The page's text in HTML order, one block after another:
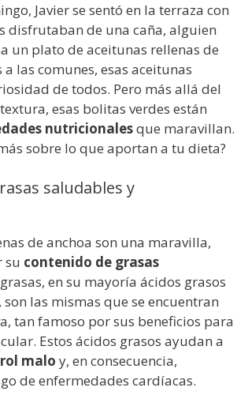
Javier se sentó en la terraza con
disfrutaban de una caña, alguien
un plato de aceitunas rellenas de
las comunes, esas aceitunas
de todos. Pero más allá del
esas bolitas verdes están
nutricionalesque maravillan.
sobre lo que aportan a tu dieta?
saludables y
de anchoa son una maravilla,
su contenido de grasas
en su mayoría ácidos grasos
las mismas que se encuentran
tan famoso por sus beneficios para
Estos ácidos grasos ayudan a
malo y, en consecuencia,
de enfermedades cardíacas.